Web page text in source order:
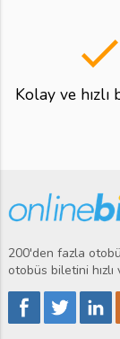
done
Kolay ve
200'den fazla
otobüs biletini